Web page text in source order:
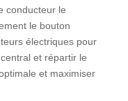
conducteur le
le bouton
électriques pour
et répartir le
et maximiser